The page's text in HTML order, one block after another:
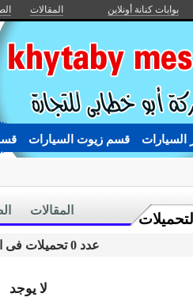
بوابات كنانة أونلاين المقالات
السيارات قسم زيوت السيارات
التحميلات
المقالات
عدد 0 تحميلات فى الأرشيف
لا يوجد